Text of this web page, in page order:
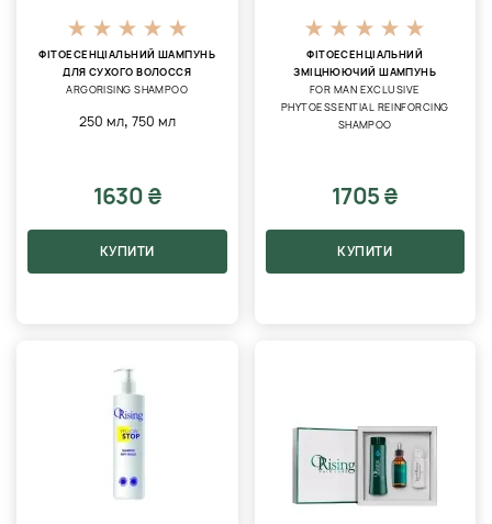
ФІТОЕСЕНЦІАЛЬНИЙ ШАМПУНЬ
ДЛЯ СУХОГО ВОЛОССЯ
ARGORISING SHAMPOO
250 мл, 750 мл
1630 ₴
КУПИТИ
ФІТОЕСЕНЦІАЛЬНИЙ
ЗМІЦНЮЮЧИЙ ШАМПУНЬ
FOR MAN EXCLUSIVE
PHYTOESSENTIAL REINFORCING
SHAMPOO
1705 ₴
КУПИТИ